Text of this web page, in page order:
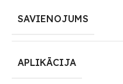
SAVIENOJUMS
APLIKĀCIJA